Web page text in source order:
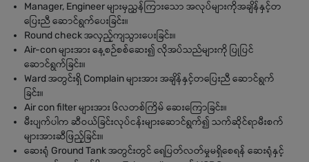
Manager, Engineer များမှညွှန်ကြားသော အလုပ်များကိုအချိန်နှင့်တ
ပြေးညီ ဆောင်ရွက်ပေးခြင်း။
Round check အလှည့်ကျသွားပေးခြင်း။
Air-con များအား နေ့စဉ်စစ်ဆေး၍ လိုအပ်သည်များကို ပြုပြင်
ဆောင်ရွက်ခြင်း။
Ward အတွင်းရှိ Complain များအား အချိန်နှင့်တပြေးညီ ဆောင်ရွက်
ခြင်း။
Air con filter များအား ၆လတစ်ကြိမ် ဆေးကြောခြင်း။
မီးပျက်ပါက ဆီဝယ်ခြင်းလုပ်ငန်းများဆောင်ရွက်၍ သက်ဆိုင်ရာမီးစက်
များအားဆီဖြည့်ခြင်း။
ဆေးရုံ Ground Tank အတွင်းတွင် ရေပြတ်လတ်မှုမရှိစေရန် ဆေးရုံနှင့်